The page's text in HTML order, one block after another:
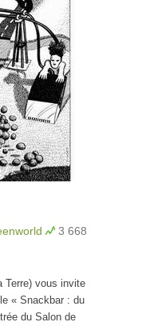
3 668
Terre) vous invite
« Snackbar : du
du Salon de